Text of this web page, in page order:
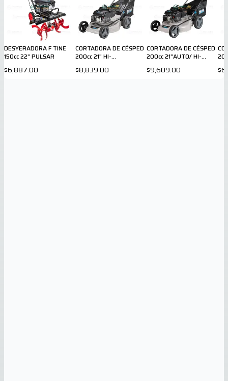
DESYERADORA F TINE
150cc 22” PULSAR
$6,887.00
CORTADORA DE CÉSPED
200cc 21” HI-
$8,839.00
CORTADORA DE CÉSPED
200cc 21”AUTO/ HI-
$9,609.00